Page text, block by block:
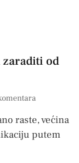
zaraditi od
raste, većina
putem